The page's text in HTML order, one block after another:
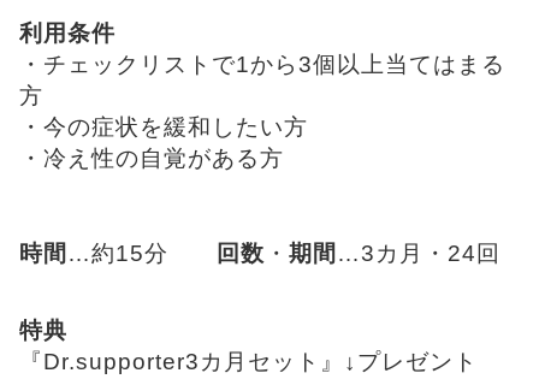
利用条件
・チェックリストで1から3個以上当てはまる
方
・今の症状を緩和したい方
・冷え性の自覚がある方
時間 …約15分 回数 ・ 期間 …3カ月・24回
特典
『Dr.supporter3カ月セット』↓プレゼント